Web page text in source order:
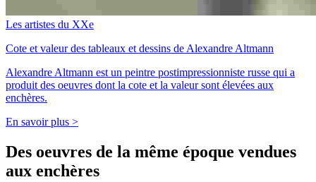
Les artistes du XXe
Cote et valeur des tableaux et dessins de Alexandre Altmann
Alexandre Altmann est un peintre postimpressionniste russe qui a
produit des oeuvres dont la cote et la valeur sont élevées aux
enchères.
En savoir plus >
Des oeuvres de la même époque vendues
aux enchères